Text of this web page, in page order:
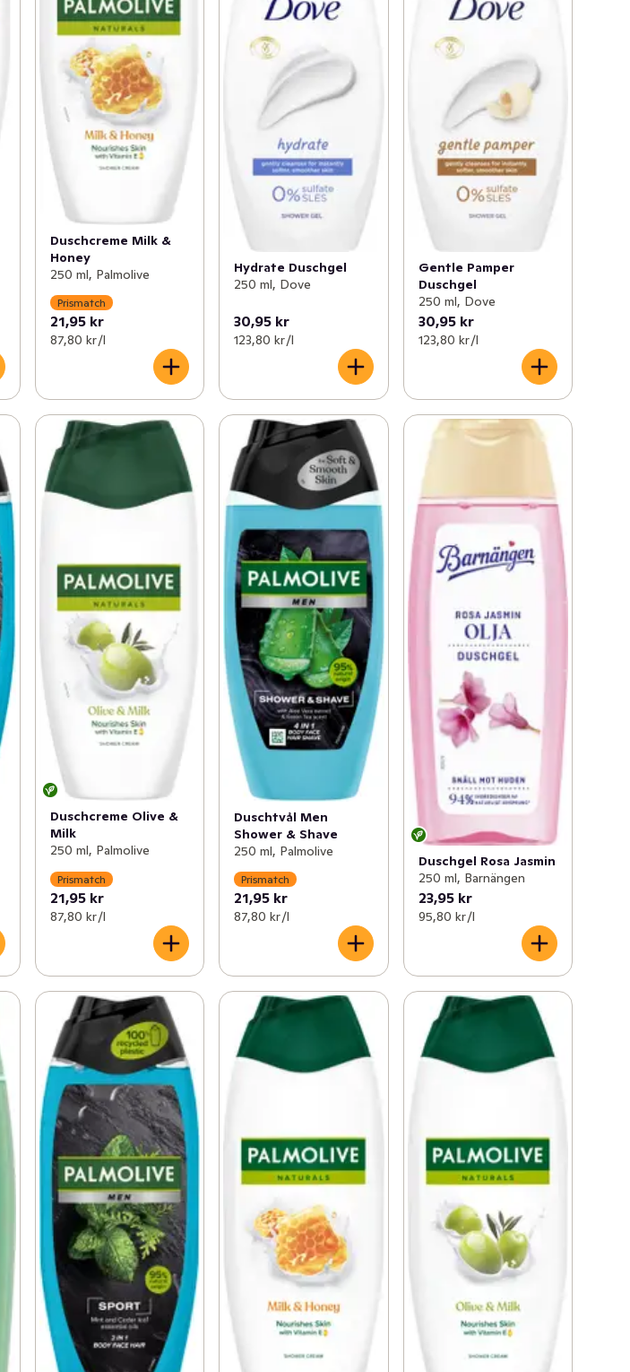
Duschcreme Milk &
Honey
250 ml, Palmolive
Prismatch
21,95 kr
87,80 kr /l
Hydrate Duschgel
250 ml, Dove
30,95 kr
123,80 kr /l
Gentle Pamper
Duschgel
250 ml, Dove
30,95 kr
123,80 kr /l
Duschcreme Olive &
Milk
250 ml, Palmolive
Prismatch
21,95 kr
87,80 kr /l
Duschtvål Men
Shower & Shave
250 ml, Palmolive
Prismatch
21,95 kr
87,80 kr /l
Duschgel Rosa Jasmin
250 ml, Barnängen
23,95 kr
95,80 kr /l